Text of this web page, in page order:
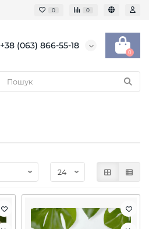
0 0
+38 (063) 866-55-18
0